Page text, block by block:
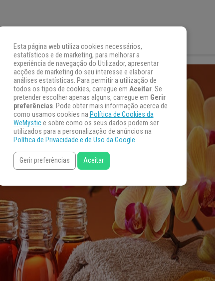
Esta página web utiliza cookies necessários,
estatísticos e de marketing, para melhorar a
experiência de navegação do Utilizador, apresentar
acções de marketing do seu interesse e elaborar
análises estatísticas. Para permitir a utilização de
todos os tipos de cookies, carregue em Aceitar. Se
pretender escolher apenas alguns, carregue em Gerir
preferências. Pode obter mais informação acerca de
como usamos cookies na Política de Cookies da
WeMystice sobre como os seus dados podem ser
utilizados para a personalização de anúncios na
Política de Privacidade e de Uso da Google.
Gerir preferências Aceitar